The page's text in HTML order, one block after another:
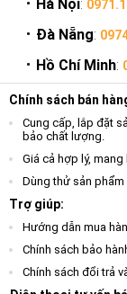
Hà Nội:
Đà Nẵng:
Hồ Chí Minh:
Chính sách bán
Cung cấp, lắp đặt
bảo chất lượng.
Giá cả hợp lý,
Dùng thử sản
Trợ giúp:
Hướng dẫn mua
Chính sách bảo
Chính sách đổi trả